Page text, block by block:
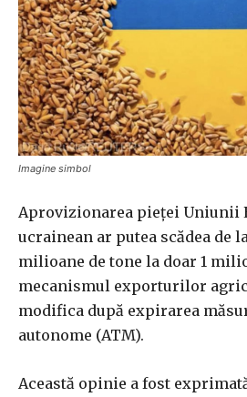
Imagine simbol
Aprovizionarea pieței Uniunii
ucrainean ar putea scădea de
milioane de tone la doar 1
mecanismul exporturilor
modifica după expirarea
autonome (ATM).
Această opinie a fost